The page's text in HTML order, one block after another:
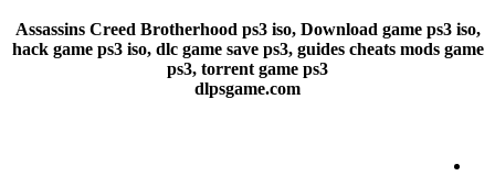
Assassins Creed Brotherhood ps3 iso, Download game ps3 iso,
hack game ps3 iso, dlc game save ps3, guides cheats mods game
ps3, torrent game ps3
dlpsgame.com